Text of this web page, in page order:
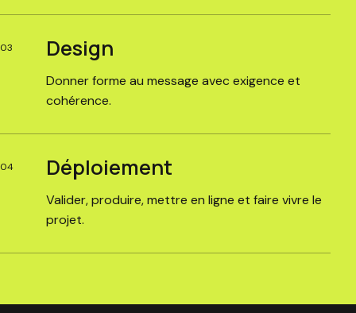
03 Design
Donner forme au message avec exigence et
cohérence.
04 Déploiement
Valider, produire, mettre en ligne et faire vivre le
projet.